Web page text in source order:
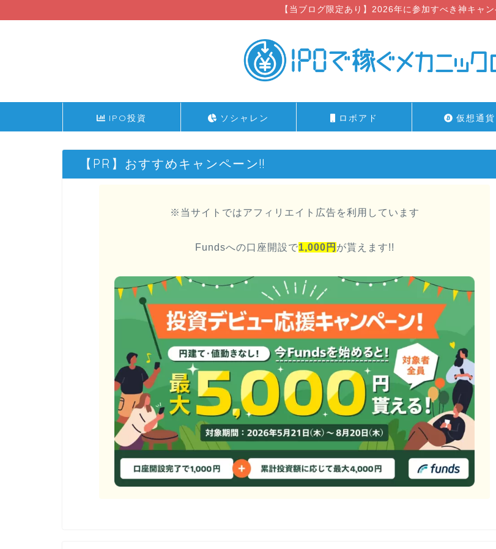
【当ブログ限定あり】2026年に参加すべき神キャ
IPO投資 ソシャレン ロボアド 仮想通貨
【PR】おすすめキャンペーン!!
※当サイトではアフィリエイト広告を利用しています
Fundsへの口座開設で1,000円 が貰えます!!